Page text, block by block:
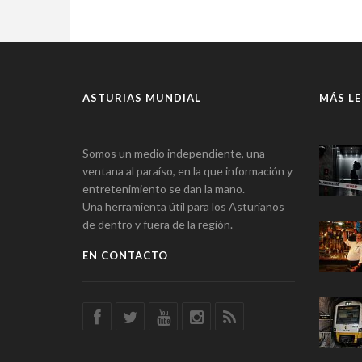
ASTURIAS MUNDIAL
Somos un medio independiente, una
ventana al paraíso, en la que información y
entretenimiento se dan la mano.
Una herramienta útil para los Asturianos
de dentro y fuera de la región.
EN CONTACTO
MÁS